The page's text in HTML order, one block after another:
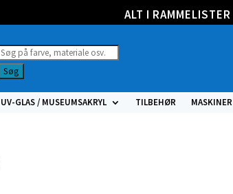
ALT I RAMMELISTER
Products
search
Søg
UV-GLAS / MUSEUMSAKRYL TILBEHØR MASKINER